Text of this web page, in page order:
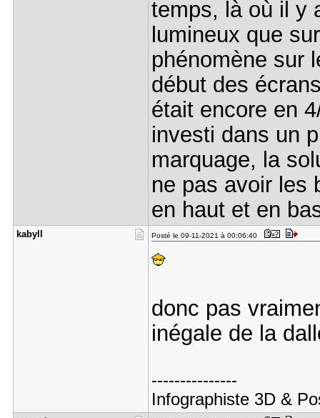
temps, là où il y
lumineux que
phénomène sur
début des
était encore en
investi dans un
marquage, la
ne pas avoir les
en haut et en
kabyll Posté le 09-11-2021 à 00:06:40
donc pas
inégale de la
---------------
Infographiste 3D &